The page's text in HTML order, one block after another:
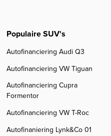
Populaire SUV's
Autofinanciering Audi Q3
Autofinanciering VW Tiguan
Autofinanciering Cupra
Formentor
Autofinanciering VW T-Roc
Autofinaniering Lynk&Co 01